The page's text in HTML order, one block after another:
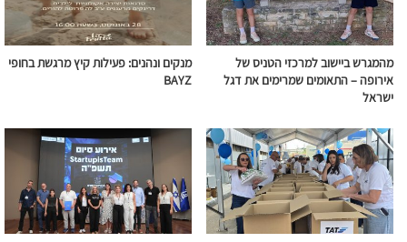
מהמגרש ביישוב למרכזי הטניס של
אירופה – התאומים שמרימים את דגל
ישראל
מנקים ונהנים: פעילות קיץ מרגשת בחופי
BAYZ